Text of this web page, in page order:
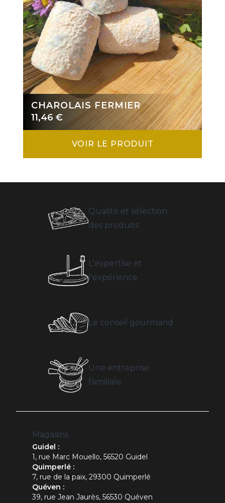
CHAROLAIS FERMIER
11,46 €
VOIR LE PRODUIT
Qualité et sélection
des produits
L'expertise et
l'expérience
Le conseil gourmand
Une entreprise
familiale
Magasins
Guidel :
1, rue Marc Mouello, 56520 Guidel
Quimperlé :
7, rue de la paix, 29300 Quimperlé
Quéven :
39, rue Jean Jaurès, 56530 Quéven